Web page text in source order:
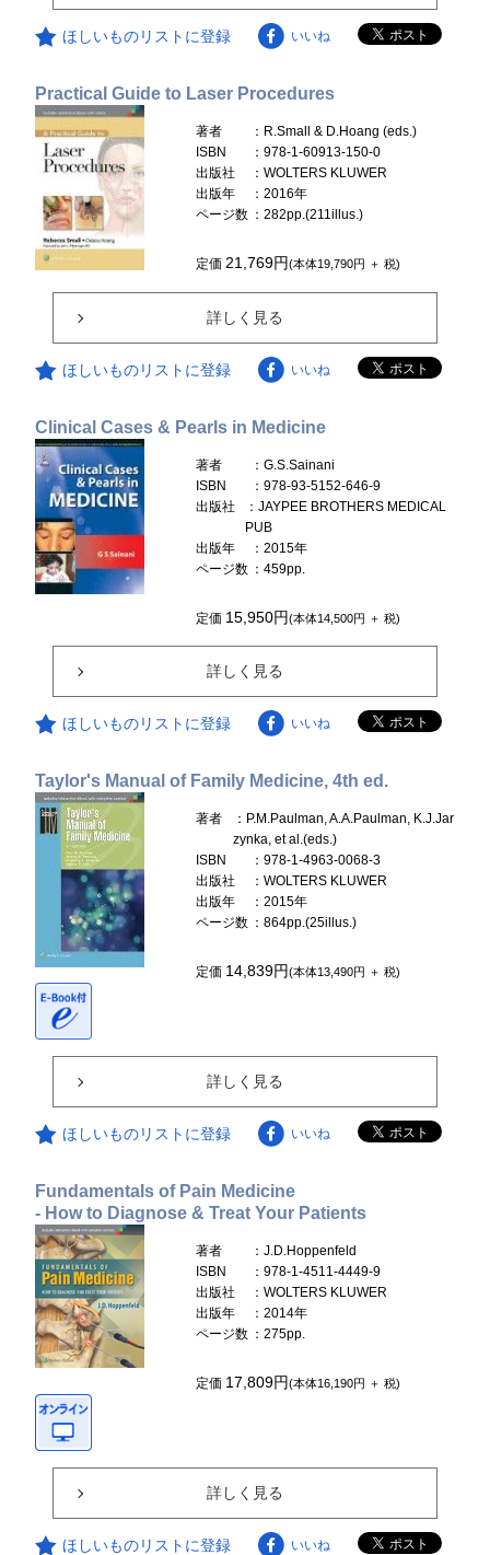
ほしいものリストに登録 いいね
Practical Guide to Laser Procedures
著者
：R.Small & D.Hoang (eds.)
ISBN
：978-1-60913-150-0
出版社
：WOLTERS KLUWER
出版年
：2016年
ページ数 ：282pp.(211illus.)
定価21,769円(本体19,790円 ＋ 税)
詳しく見る
ほしいものリストに登録 いいね
Clinical Cases & Pearls in Medicine
著者
：G.S.Sainani
ISBN
：978-93-5152-646-9
出版社
：JAYPEE BROTHERS MEDICAL
PUB
出版年
：2015年
ページ数 ：459pp.
定価 15,950円(本体14,500円 ＋ 税)
詳しく見る
ほしいものリストに登録 いいね
Taylor's Manual of Family Medicine, 4th ed.
著者
：P.M.Paulman, A.A.Paulman, K.J.Jar
zynka, et al.(eds.)
ISBN
：978-1-4963-0068-3
出版社
：WOLTERS KLUWER
出版年
：2015年
ページ数 ：864pp.(25illus.)
定価 14,839円(本体13,490円 ＋ 税)
詳しく見る
ほしいものリストに登録 いいね
Fundamentals of Pain Medicine
- How to Diagnose & Treat Your Patients
著者
：J.D.Hoppenfeld
ISBN
：978-1-4511-4449-9
出版社
：WOLTERS KLUWER
出版年
：2014年
ページ数 ：275pp.
定価 17,809円(本体16,190円 ＋ 税)
詳しく見る
ほしいものリストに登録 いいね